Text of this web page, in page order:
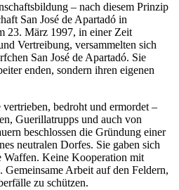
– nach diesem Prinzip
San José de Apartadó in
23. März 1997, in einer Zeit
Vertreibung, versammelten sich
San José de Apartadó. Sie
enden, sondern ihren eigenen
bedroht und ermordet –
Guerillatrupps und auch von
beschlossen die Gründung einer
neutralen Dorfes. Sie gaben sich
Keine Kooperation mit
Gemeinsame Arbeit auf den Feldern,
zu schützen.